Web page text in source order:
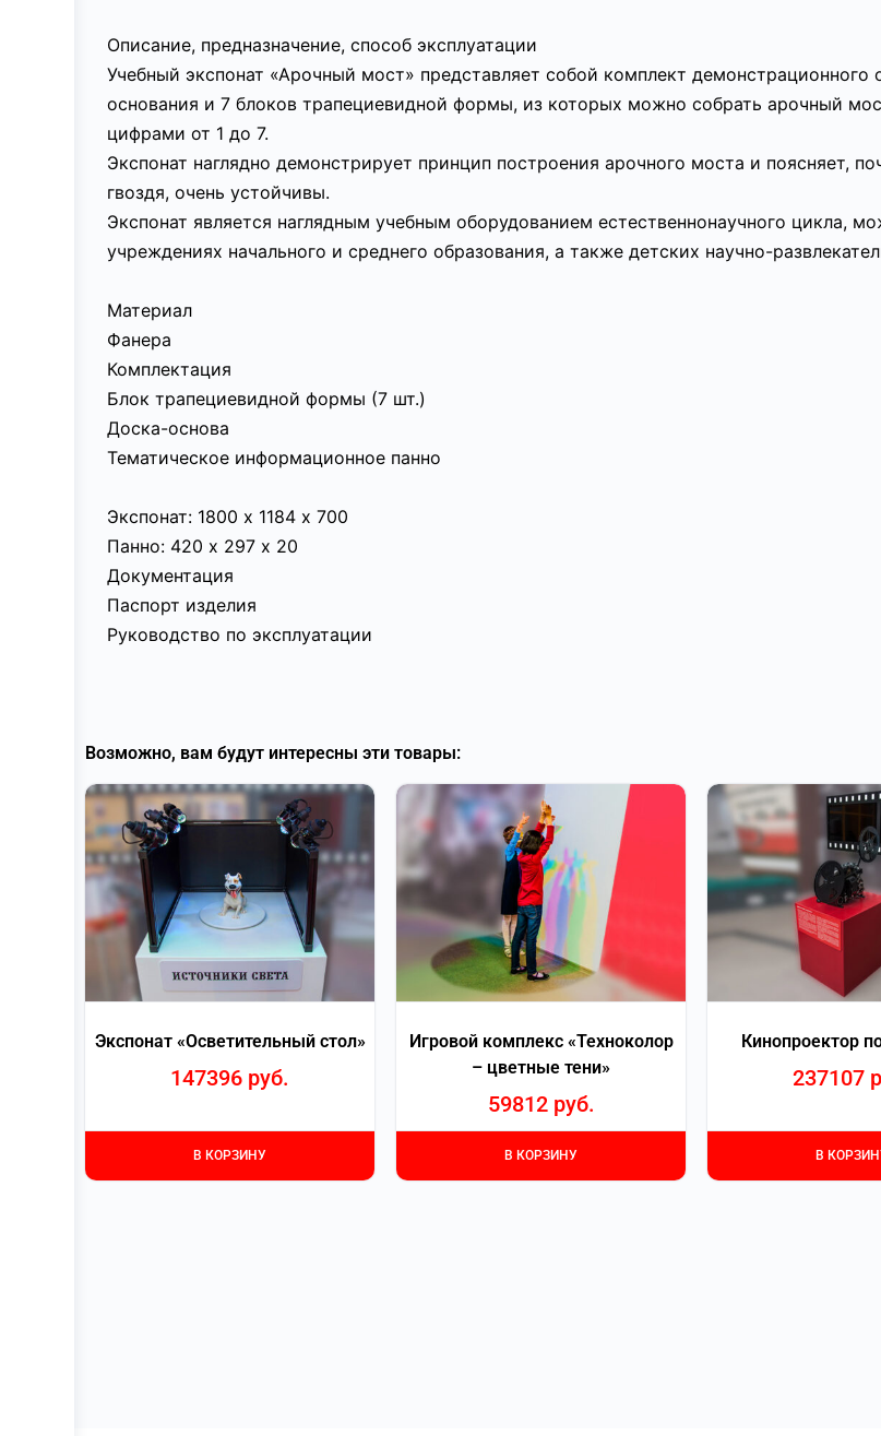
Описание, предназначение, способ эксплуатации
Учебный экспонат «Арочный мост» представляет собой комплект
основания и 7 блоков трапециевидной формы, из которых можно собрать арочный
цифрами от 1 до 7.
Экспонат наглядно демонстрирует принцип построения арочного моста и поясняет,
гвоздя, очень устойчивы.
Экспонат является наглядным учебным оборудованием естественнонаучного цикла,
учреждениях начального и среднего образования, а также детских научно-
Материал
Фанера
Комплектация
Блок трапециевидной формы (7 шт.)
Доска-основа
Тематическое информационное панно
Экспонат: 1800 х 1184 х 700
Панно: 420 х 297 х 20
Документация
Паспорт изделия
Руководство по эксплуатации
Возможно, вам будут интересны эти товары:
Экспонат «Осветительный стол»
147396 руб.
В КОРЗИНУ
Игровой комплекс «Техноколор
– цветные тени»
59812 руб.
В КОРЗИНУ
Кинопроектор
237107
В